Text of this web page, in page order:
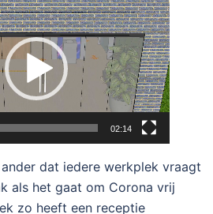
02:14
dat iedere werkplek vraagt
als het gaat om Corona vrij
zo heeft een receptie